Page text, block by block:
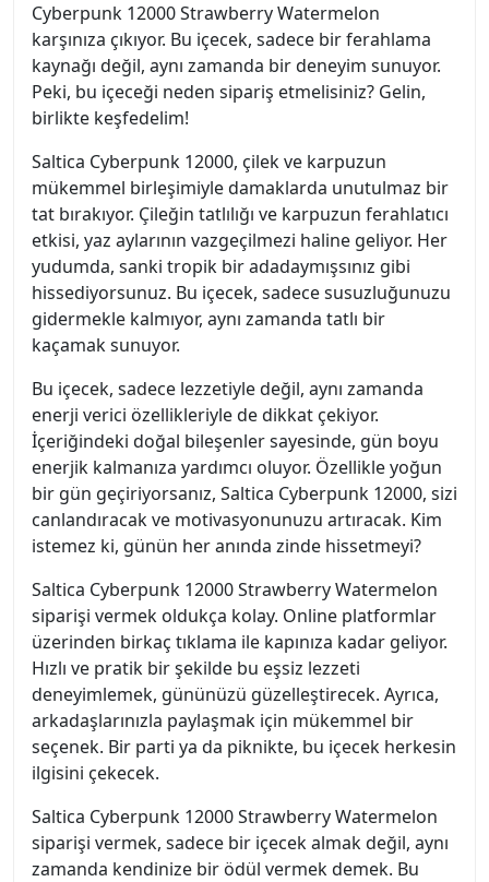
Cyberpunk 12000 Strawberry Watermelon
karşınıza çıkıyor. Bu içecek, sadece bir ferahlama
kaynağı değil, aynı zamanda bir deneyim sunuyor.
Peki, bu içeceği neden sipariş etmelisiniz? Gelin,
birlikte keşfedelim!
Saltica Cyberpunk 12000, çilek ve karpuzun
mükemmel birleşimiyle damaklarda unutulmaz bir
tat bırakıyor. Çileğin tatlılığı ve karpuzun ferahlatıcı
etkisi, yaz aylarının vazgeçilmezi haline geliyor. Her
yudumda, sanki tropik bir adadaymışsınız gibi
hissediyorsunuz. Bu içecek, sadece susuzluğunuzu
gidermekle kalmıyor, aynı zamanda tatlı bir
kaçamak sunuyor.
Bu içecek, sadece lezzetiyle değil, aynı zamanda
enerji verici özellikleriyle de dikkat çekiyor.
İçeriğindeki doğal bileşenler sayesinde, gün boyu
enerjik kalmanıza yardımcı oluyor. Özellikle yoğun
bir gün geçiriyorsanız, Saltica Cyberpunk 12000, sizi
canlandıracak ve motivasyonunuzu artıracak. Kim
istemez ki, günün her anında zinde hissetmeyi?
Saltica Cyberpunk 12000 Strawberry Watermelon
siparişi vermek oldukça kolay. Online platformlar
üzerinden birkaç tıklama ile kapınıza kadar geliyor.
Hızlı ve pratik bir şekilde bu eşsiz lezzeti
deneyimlemek, gününüzü güzelleştirecek. Ayrıca,
arkadaşlarınızla paylaşmak için mükemmel bir
seçenek. Bir parti ya da piknikte, bu içecek herkesin
ilgisini çekecek.
Saltica Cyberpunk 12000 Strawberry Watermelon
siparişi vermek, sadece bir içecek almak değil, aynı
zamanda kendinize bir ödül vermek demek. Bu